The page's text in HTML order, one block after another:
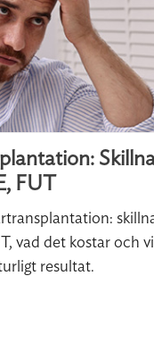
FUT
vad det kostar och
resultat.